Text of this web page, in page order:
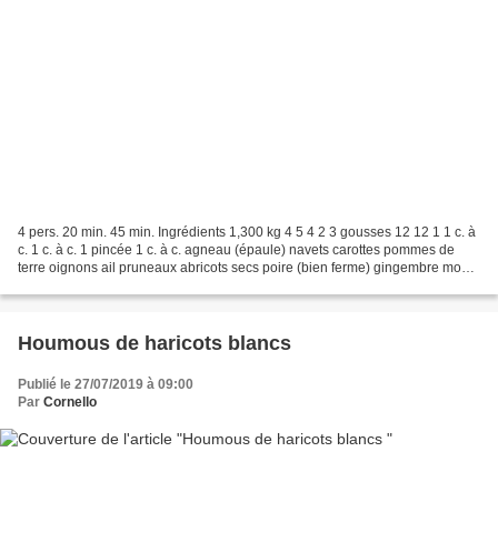
4 pers. 20 min. 45 min. Ingrédients 1,300 kg 4 5 4 2 3 gousses 12 12 1 1 c. à
c. 1 c. à c. 1 pincée 1 c. à c. agneau (épaule) navets carottes pommes de
terre oignons ail pruneaux abricots secs poire (bien ferme) gingembre moulu
Houmous de haricots blancs
Publié le 27/07/2019 à 09:00
Par Cornello